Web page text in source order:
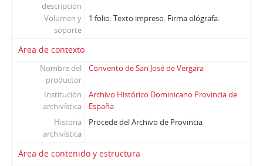
descripción
Volumen y
soporte
1 folio. Texto impreso. Firma ológrafa.
Área de contexto
Nombre del
productor
Convento de San José de Vergara
Institución
archivística
Archivo Histórico Dominicano Provincia de
España
Historia
archivística
Procede del Archivo de Provincia
Área de contenido y estructura